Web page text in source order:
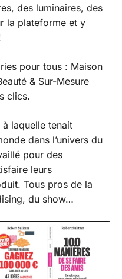
des luminaires, des
la plateforme et y
pour tous : Maison
& Sur-Mesure
clics.
laquelle tenait
dans l’univers du
pour des
leurs
Tous pros de la
du show…